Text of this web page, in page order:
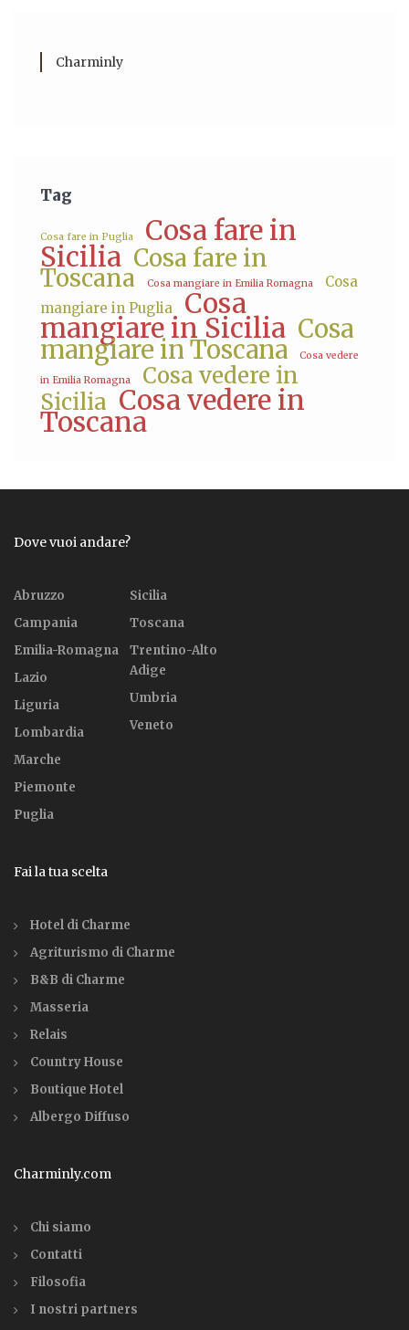
Charminly
Tag
Cosa fare in Puglia Cosa fare in
Sicilia Cosa fare in
Toscana Cosa mangiare in Emilia Romagna
Cosa
mangiare in Puglia
Cosa
mangiare in Sicilia Cosa
mangiare in Toscana Cosa vedere
in Emilia Romagna
Cosa vedere in
Sicilia Cosa vedere in
Toscana
Dove vuoi andare?
Abruzzo
Campania
Emilia-Romagna
Lazio
Liguria
Lombardia
Marche
Piemonte
Puglia
Sicilia
Toscana
Trentino-Alto
Adige
Umbria
Veneto
Fai la tua scelta
Hotel di Charme
Agriturismo di Charme
B&B di Charme
Masseria
Relais
Country House
Boutique Hotel
Albergo Diffuso
Charminly.com
Chi siamo
Contatti
Filosofia
I nostri partners